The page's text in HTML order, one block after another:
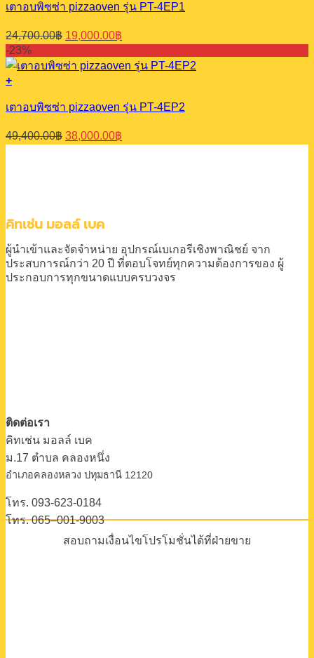
เตาอบพิซซ่า pizzaoven รุ่น PT-4EP1
24,700.00฿ Original
price
was:
24,700.00฿.
19,000.00฿
price
is:
19,000.00฿.
-23%
+
เตาอบพิซซ่า pizzaoven รุ่น PT-4EP2
49,400.00฿ Original
price
38,000.00฿
price
คิทเช่น มอลล์ เบค
ผู้นำเข้าและจัดจำหน่าย อุปกรณ์เบเกอรีเชิงพาณิชย์ จาก
ประสบการณ์กว่า 20 ปี ที่ตอบโจทย์ทุกความต้องการของ ผู้
ประกอบการทุกขนาดแบบครบวงจร
อําเภอคลองหลวง ปทุมธานี 12120
โทร. 093-623-0184
โทร. 065–001-9003
สอบถามเงื่อนไขโปรโมชั่นได้ที่ฝ่ายขาย